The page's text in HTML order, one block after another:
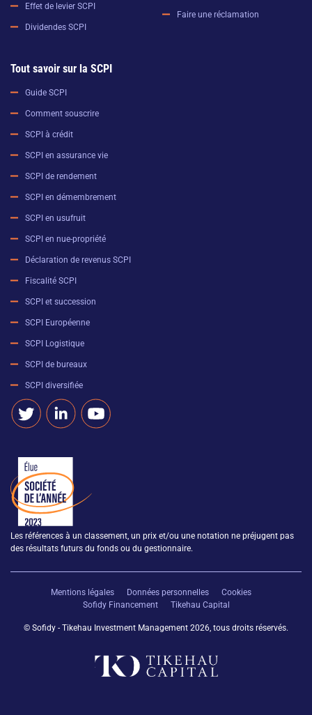
Effet de levier SCPI
Dividendes SCPI
Tout savoir sur la SCPI
Guide SCPI
Comment souscrire
SCPI à crédit
SCPI en assurance vie
SCPI de rendement
SCPI en démembrement
SCPI en usufruit
SCPI en nue-propriété
Déclaration de revenus SCPI
Fiscalité SCPI
SCPI et succession
SCPI Européenne
SCPI Logistique
SCPI de bureaux
SCPI diversifiée
Faire une réclamation
Les références à un classement, un prix et/ou une notation ne préjugent pas
des résultats futurs du fonds ou du gestionnaire.
Mentions légales Données personnelles
Cookies
Sofidy Financement
Tikehau Capital
© Sofidy - Tikehau Investment Management 2026, tous droits réservés.